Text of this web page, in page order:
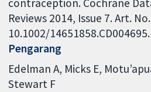
Reviews 2014, Issue 7. Art.
10.1002/
Pengarang
Edelman A Micks E
Stewart F